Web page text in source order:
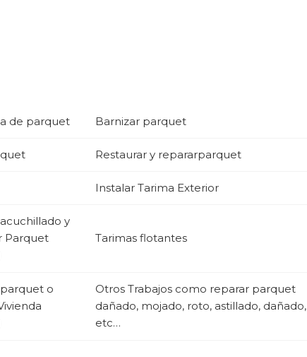
de parquet Barnizar parquet
Restaurar y repararparquet
Instalar Tarima Exterior
y
Parquet
Tarimas flotantes
o
Otros Trabajos como reparar parquet
dañado, mojado, roto, astillado, dañado,
etc…